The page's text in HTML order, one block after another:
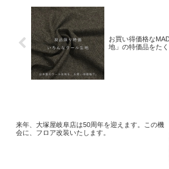
お買い得価格な
地」の特価品をたく
来年、大塚屋岐阜店は50周年を迎えます。この機
会に、フロア改装いたします。